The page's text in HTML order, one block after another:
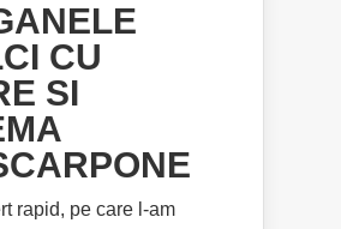
CU
SI
rapid, pe care l-am